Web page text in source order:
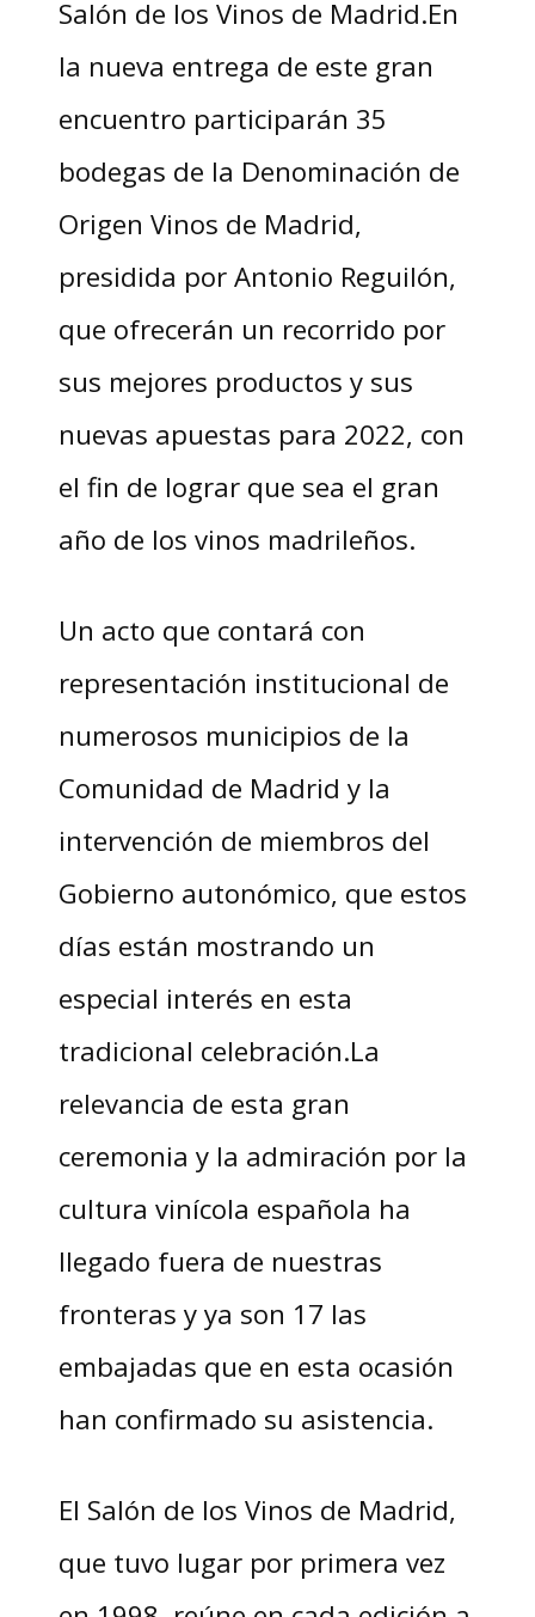
Salón de los Vinos de Madrid.En
la nueva entrega de este gran
encuentro participarán 35
bodegas de la Denominación de
Origen Vinos de Madrid,
presidida por Antonio Reguilón,
que ofrecerán un recorrido por
sus mejores productos y sus
nuevas apuestas para 2022, con
el fin de lograr que sea el gran
año de los vinos madrileños.
Un acto que contará con
representación institucional de
numerosos municipios de la
Comunidad de Madrid y la
intervención de miembros del
Gobierno autonómico, que estos
días están mostrando un
especial interés en esta
tradicional celebración.La
relevancia de esta gran
ceremonia y la admiración por la
cultura vinícola española ha
llegado fuera de nuestras
fronteras y ya son 17 las
embajadas que en esta ocasión
han confirmado su asistencia.
El Salón de los Vinos de Madrid,
que tuvo lugar por primera vez